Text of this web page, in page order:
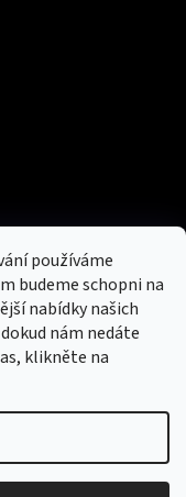
používáme
budeme schopni na
nabídky našich
nám nedáte
klikněte na
tašky a peněženky